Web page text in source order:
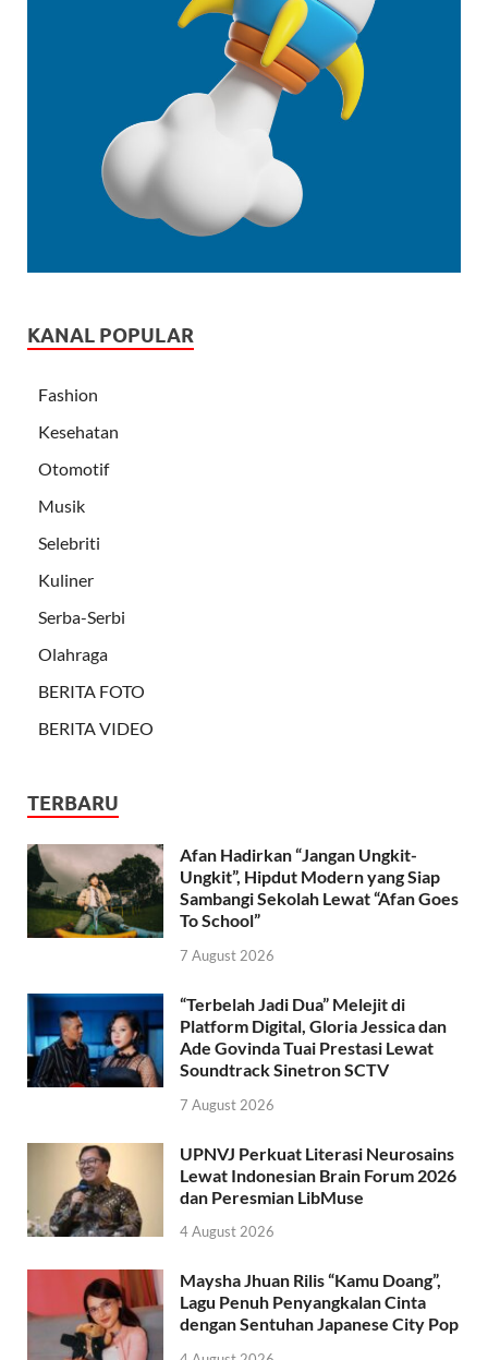
KANAL POPULAR
Fashion
Kesehatan
Otomotif
Musik
Selebriti
Kuliner
Serba-Serbi
Olahraga
BERITA FOTO
BERITA VIDEO
TERBARU
Afan Hadirkan “Jangan Ungkit-
Ungkit”, Hipdut Modern yang Siap
Sambangi Sekolah Lewat “Afan Goes
To School”
7 August 2026
“Terbelah Jadi Dua” Melejit di
Platform Digital, Gloria Jessica dan
Ade Govinda Tuai Prestasi Lewat
Soundtrack Sinetron SCTV
7 August 2026
UPNVJ Perkuat Literasi Neurosains
Lewat Indonesian Brain Forum 2026
dan Peresmian LibMuse
4 August 2026
Maysha Jhuan Rilis “Kamu Doang”,
Lagu Penuh Penyangkalan Cinta
dengan Sentuhan Japanese City Pop